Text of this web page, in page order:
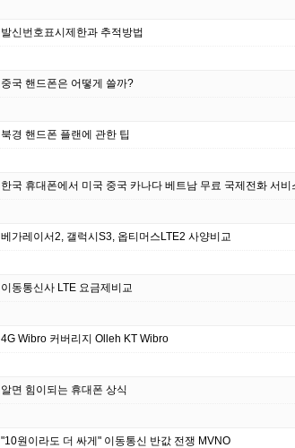
발신번호표시제한과 추적방법
중국 핸드폰은 어떻게 쓸까?
북경 핸드폰 플랜에 관한 팁
한국 휴대폰에서 미국 중국 카나다 베트남 무료 국제전화 서비
베가레이서2, 갤럭시S3, 옵티머스LTE2 사양비교
이동통신사 LTE 요금제비교
4G Wibro 커버리지 Olleh KT Wibro
알면 힘이되는 휴대폰 상식
"10원이라도 더 싸게" 이동통신 반값 전쟁 MVNO